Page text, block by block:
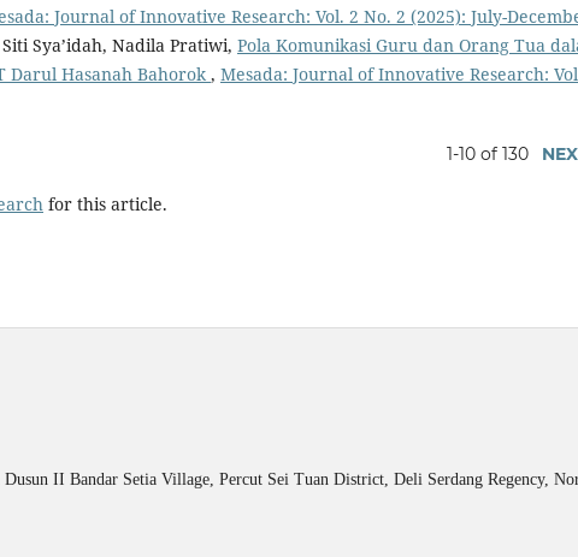
Journal of Innovative Research: Vol. 2 No. 2 (2025): July-
Sya’idah, Nadila Pratiwi, Pola Komunikasi Guru dan Orang Tua
Darul Hasanah Bahorok , Mesada: Journal of Innovative Research:
1-10 of 130
for this article.
II Bandar Setia Village, Percut Sei Tuan District, Deli Serdang Regency,